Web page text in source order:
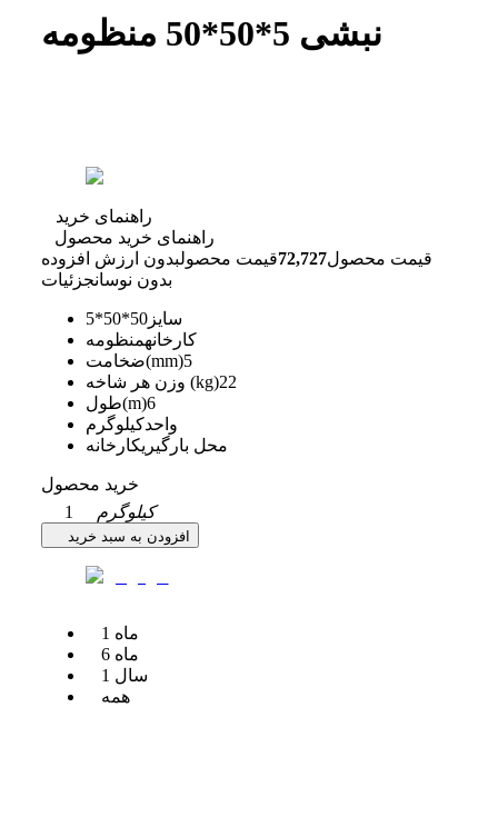
نبشی 5*50*50 منظومه
راهنمای خرید
راهنمای خرید محصول
قیمت محصول72,727قیمت محصولبدون ارزش افزوده
بدون نوسانجزئیات
سایز50*50*5
کارخانهمنظومه
ضخامت(mm)5
وزن هر شاخه (kg)22
طول(m)6
واحدکیلوگرم
محل بارگیریکارخانه
خرید محصول
1
کیلوگرم
افزودن به سبد خرید
1 ماه
6 ماه
1 سال
همه